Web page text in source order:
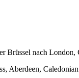
Brüssel nach
Aberdeen,